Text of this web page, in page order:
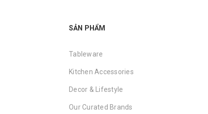
SẢN PHẨM
Tableware
Kitchen Accessories
Decor & Lifestyle
Our Curated Brands